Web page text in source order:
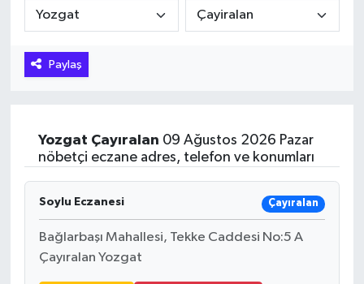
Paylaş
Yozgat Çayıralan 09 Ağustos 2026 Pazar
nöbetçi eczane adres, telefon ve konumları
Soylu Eczanesi Çayıralan
Bağlarbaşı Mahallesi, Tekke Caddesi No:5 A
Çayıralan Yozgat
Hakkari Haber
İLGİNÇ HABERLER
KÜLTÜR SANAT
MAGAZİN
MAKALE